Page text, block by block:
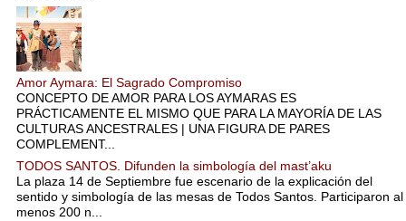
Amor Aymara: El Sagrado Compromiso
CONCEPTO DE AMOR PARA LOS AYMARAS ES
PRÁCTICAMENTE EL MISMO QUE PARA LA MAYORÍA DE LAS
CULTURAS ANCESTRALES | UNA FIGURA DE PARES
COMPLEMENT...
TODOS SANTOS. Difunden la simbología del mast’aku
La plaza 14 de Septiembre fue escenario de la explicación del
sentido y simbología de las mesas de Todos Santos. Participaron al
menos 200 n...